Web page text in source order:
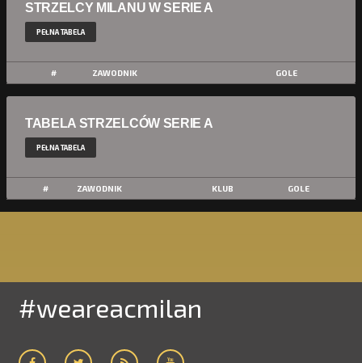
STRZELCY MILANU W SERIE A
PEŁNA TABELA
# ZAWODNIK GOLE
TABELA STRZELCÓW SERIE A
PEŁNA TABELA
# ZAWODNIK KLUB GOLE
#weareacmilan